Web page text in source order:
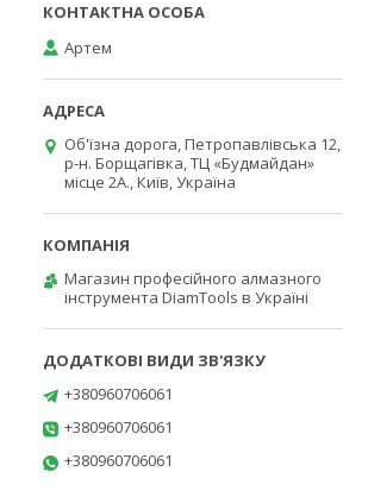
Артем
Об'їзна дорога, Петропавлівська 12,
р-н. Борщагівка, ТЦ «Будмайдан»
місце 2А., Київ, Україна
Магазин професійного алмазного
інструмента DiamTools в Україні
+380960706061
+380960706061
+380960706061